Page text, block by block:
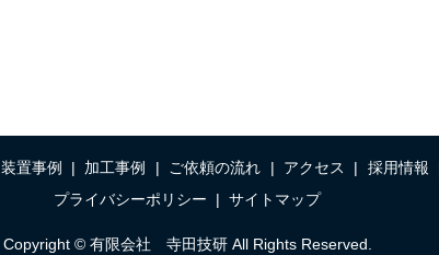
装置事例 加工事例 ご依頼の流れ アクセス 採用情報
プライバシーポリシー
サイトマップ
Copyright © 有限会社 寺田技研 All Rights Reserved.